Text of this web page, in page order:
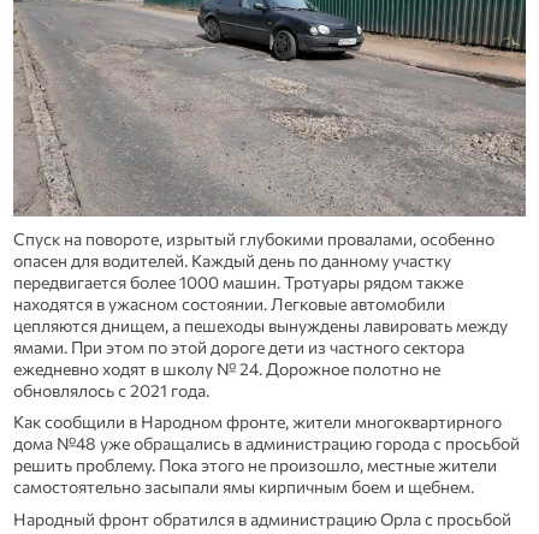
Спуск на повороте, изрытый глубокими провалами, особенно
опасен для водителей. Каждый день по данному участку
передвигается более 1000 машин. Тротуары рядом также
находятся в ужасном состоянии. Легковые автомобили
цепляются днищем, а пешеходы вынуждены лавировать между
ямами. При этом по этой дороге дети из частного сектора
ежедневно ходят в школу № 24. Дорожное полотно не
обновлялось с 2021 года.
Как сообщили в Народном фронте, жители многоквартирного
дома №48 уже обращались в администрацию города с просьбой
решить проблему. Пока этого не произошло, местные жители
самостоятельно засыпали ямы кирпичным боем и щебнем.
Народный фронт обратился в администрацию Орла с просьбой